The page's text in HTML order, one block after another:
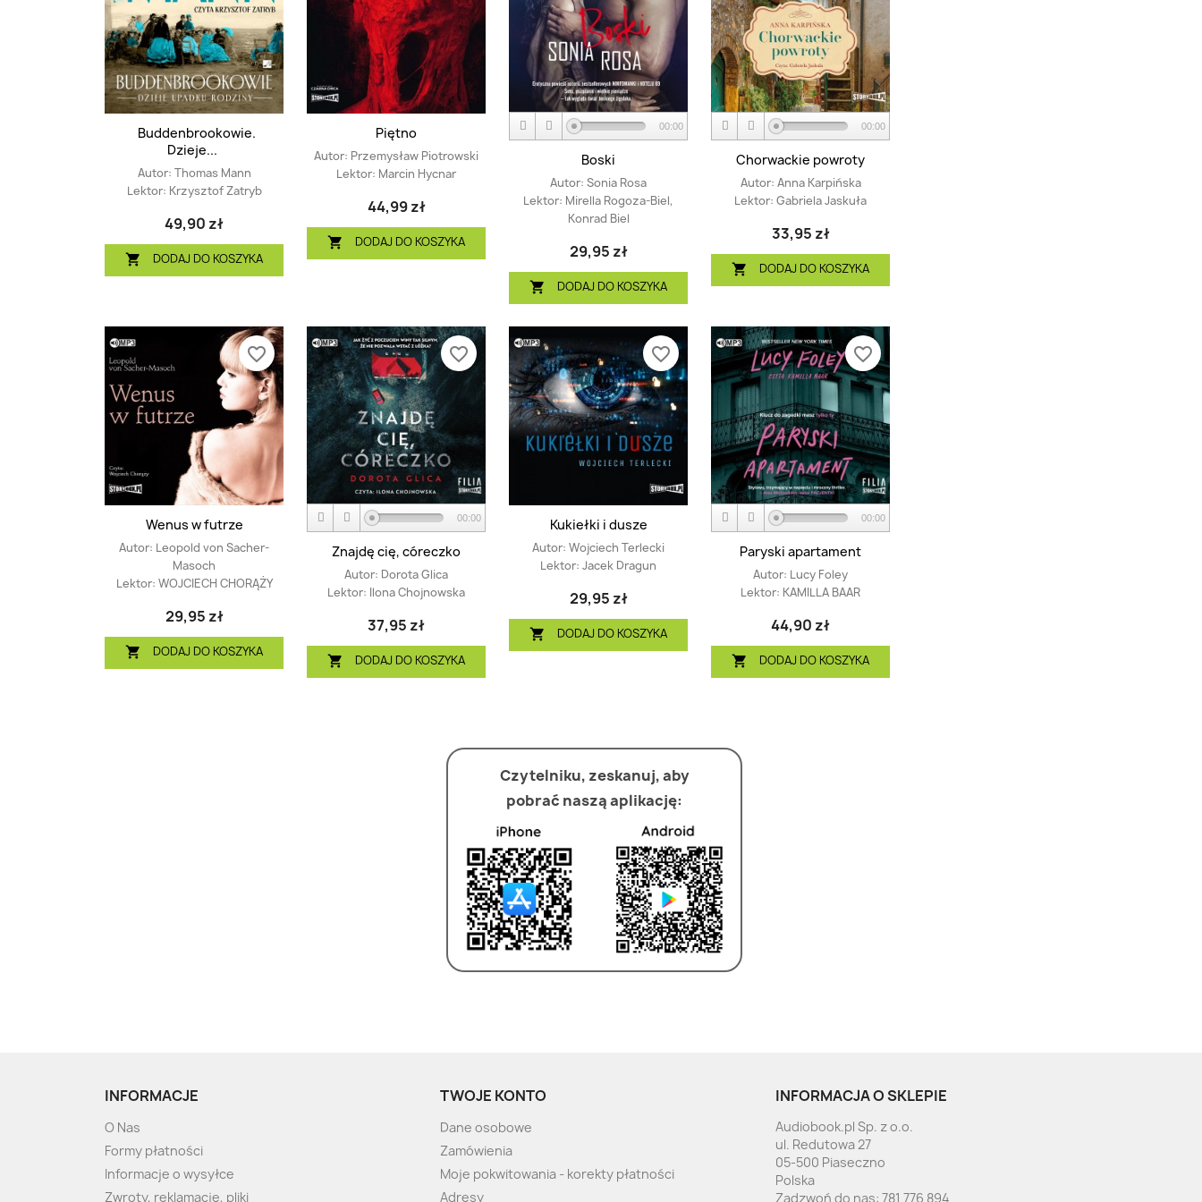
Buddenbrookowie.
Dzieje...
Autor: Thomas Mann
Lektor: Krzysztof Zatryb
49,90 zł
 DODAJ DO KOSZYKA
Piętno
Autor: Przemysław Piotrowski
Lektor: Marcin Hycnar
44,99 zł
 DODAJ DO KOSZYKA
00:00
Boski
Autor: Sonia Rosa
Lektor: Mirella Rogoza-Biel,
Konrad Biel
29,95 zł
 DODAJ DO KOSZYKA
00:00
Chorwackie powroty
Autor: Anna Karpińska
Lektor: Gabriela Jaskuła
33,95 zł
 DODAJ DO KOSZYKA
Wenus w futrze
Autor: Leopold von Sacher-
Masoch
Lektor: WOJCIECH CHORĄŻY
29,95 zł
 DODAJ DO KOSZYKA
favorite_border
00:00
Znajdę cię, córeczko
Autor: Dorota Glica
Lektor: Ilona Chojnowska
37,95 zł
 DODAJ DO KOSZYKA
favorite_border
Kukiełki i dusze
Autor: Wojciech Terlecki
Lektor: Jacek Dragun
29,95 zł
 DODAJ DO KOSZYKA
favorite_border
00:00
Paryski apartament
Autor: Lucy Foley
Lektor: KAMILLA BAAR
44,90 zł
 DODAJ DO KOSZYKA
favorite_border
Czytelniku, zeskanuj, aby
pobrać naszą aplikację:
INFORMACJE
O Nas
Formy płatności
Informacje o wysyłce
Zwroty, reklamacje, pliki
TWOJE KONTO
Dane osobowe
Zamówienia
Moje pokwitowania - korekty płatności
Adresy
INFORMACJA O SKLEPIE
Audiobook.pl Sp. z o.o.
ul. Redutowa 27
05-500 Piaseczno
Polska
Zadzwoń do nas: 781 776 894